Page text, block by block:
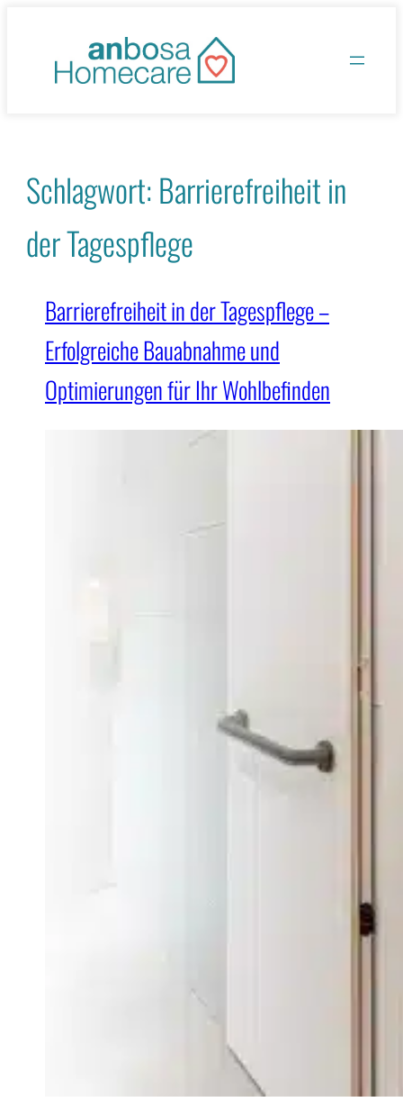
springen
Schlagwort:Barrierefreiheit in
der Tagespflege
Barrierefreiheit in der Tagespflege –
Erfolgreiche Bauabnahme und
Optimierungen für Ihr Wohlbefinden